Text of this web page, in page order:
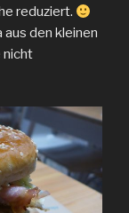
reduziert.
aus den kleinen
nicht